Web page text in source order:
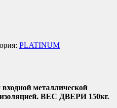
PLATINUM
металлической
ВЕС ДВЕРИ 150кг.